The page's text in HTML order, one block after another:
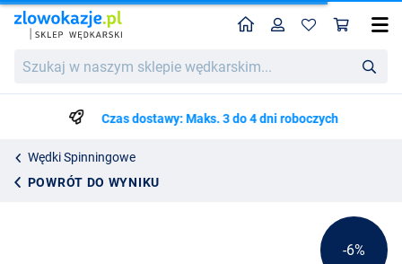
w
wędkarskim...
HomeProfil
Czas dostawy: Maks. 3 do 4 dni roboczych
Wędki Spinningowe
POWRÓT DO WYNIKU
Savage Gear Salmonoid SG2 Light Game Wędka Spinningowa
315.99
300.19
-6%